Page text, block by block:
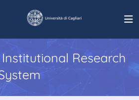
Institutional Research